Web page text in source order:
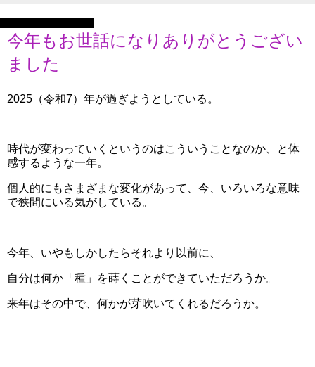
今年もお世話になりありがとうござい
ました
2025（令和7）年が過ぎようとしている。
時代が変わっていくというのはこういうことなのか、と体
感するような一年。
個人的にもさまざまな変化があって、今、いろいろな意味
で狭間にいる気がしている。
今年、いやもしかしたらそれより以前に、
自分は何か「種」を蒔くことができていただろうか。
来年はその中で、何かが芽吹いてくれるだろうか。